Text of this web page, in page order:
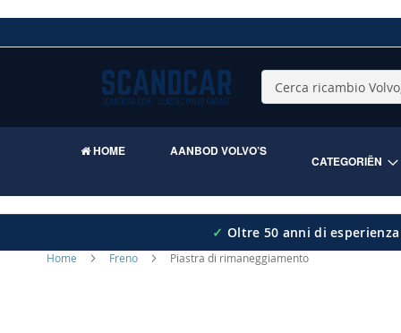
to
Cerca
HOME AANBOD VOLVO’S
CATEGORIËN
✓ Oltre 50 anni di esperienza
Home Freno Piastra di rimaneggiamento